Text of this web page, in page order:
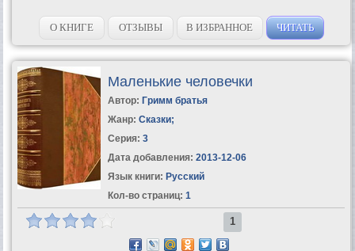
О КНИГЕ ОТЗЫВЫ В ИЗБРАННОЕ ЧИТАТЬ
Маленькие человечки
Автор: Гримм братья
Жанр: Сказки;
Серия: 3
Дата добавления: 2013-12-06
Язык книги: Русский
Кол-во страниц: 1
1